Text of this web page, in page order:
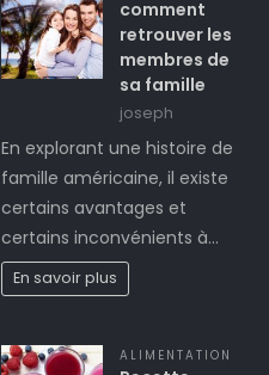
comment
retrouver les
membres de
sa famille
joseph
En explorant une histoire de
famille américaine, il existe
certains avantages et
certains inconvénients à…
En savoir plus
ALIMENTATION